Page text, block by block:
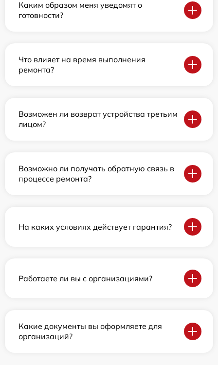
Каким образом меня уведомят о
готовности?
Что влияет на время выполнения
ремонта?
Возможен ли возврат устройства третьим
лицом?
Возможно ли получать обратную связь в
процессе ремонта?
На каких условиях действует гарантия?
Работаете ли вы с организациями?
Какие документы вы оформляете для
организаций?